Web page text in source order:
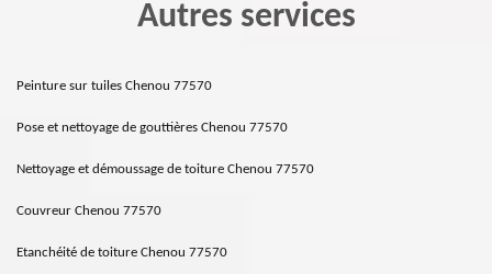
Autres services
Peinture sur tuiles Chenou 77570
Pose et nettoyage de gouttières Chenou 77570
Nettoyage et démoussage de toiture Chenou 77570
Couvreur Chenou 77570
Etanchéité de toiture Chenou 77570